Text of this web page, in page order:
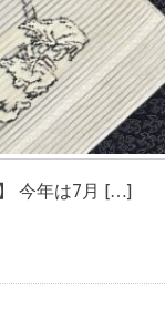
今年は7月 […]